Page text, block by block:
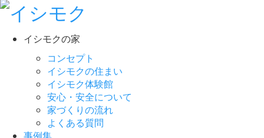
イシモクの家
コンセプト
イシモクの住まい
イシモク体験館
安心・安全について
家づくりの流れ
よくある質問